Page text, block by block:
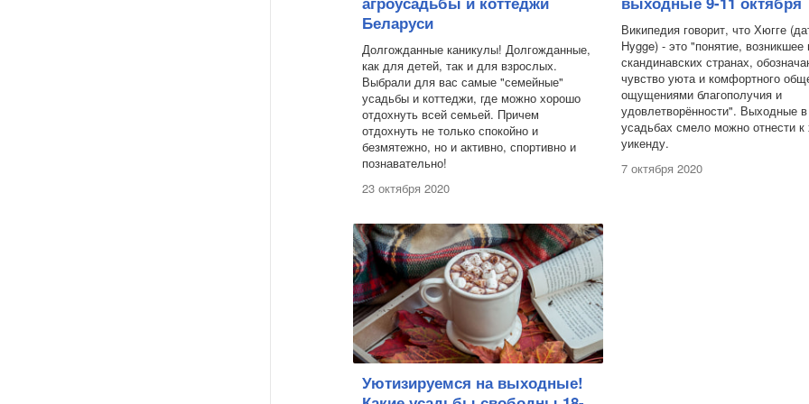
Беларуси
Долгожданные каникулы! Долгожданные,
как для детей, так и для взрослых.
Выбрали для вас самые "семейные"
усадьбы и коттеджи, где можно хорошо
отдохнуть всей семьей. Причем
отдохнуть не только спокойно и
безмятежно, но и активно, спортивно и
познавательно!
23 октября 2020
Википедия говорит, что Хюгге
Hygge) - это "понятие, возникшее
скандинавских странах,
чувство уюта и комфортного
ощущениями благополучия и
удовлетворённости". Выходные в
усадьбах смело можно отнести к
уикенду.
7 октября 2020
Уютизируемся на выходные!